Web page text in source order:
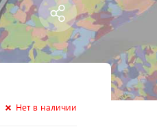
Нет в наличии